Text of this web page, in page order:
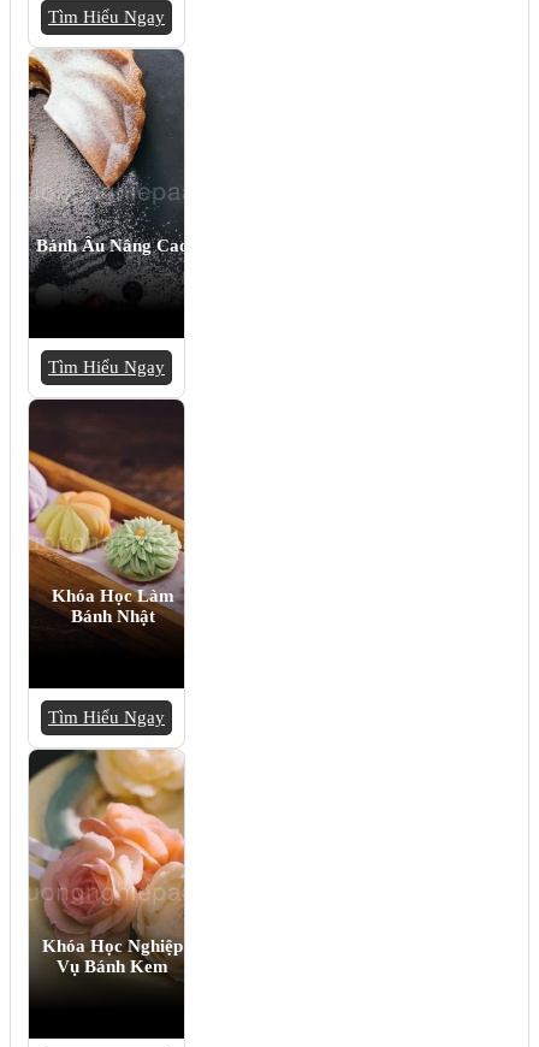
Tìm Hiểu Ngay
Bánh Âu Nâng Cao
Tìm Hiểu Ngay
Khóa Học Làm
Bánh Nhật
Tìm Hiểu Ngay
Khóa Học Nghiệp
Vụ Bánh Kem